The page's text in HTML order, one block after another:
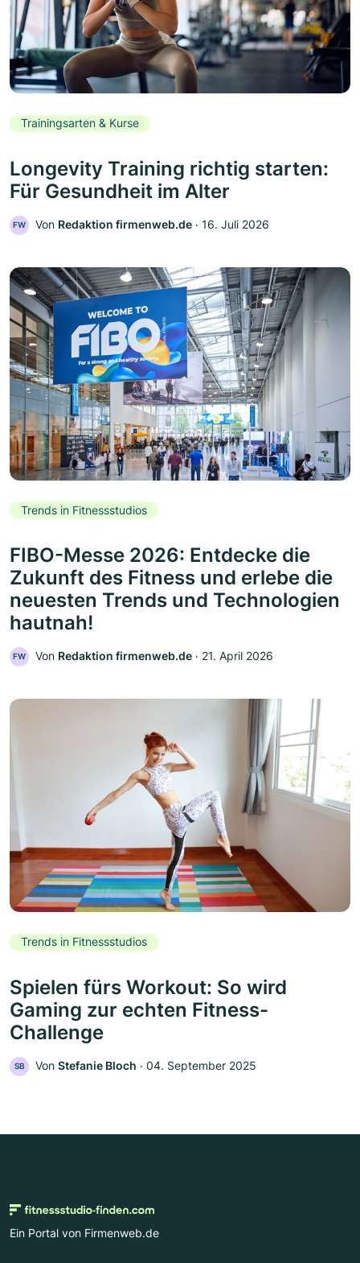
Trainingsarten & Kurse
Longevity Training richtig starten:
Für Gesundheit im Alter
FW Von Redaktion firmenweb.de ‧ 16. Juli 2026
Trends in Fitnessstudios
FIBO-Messe 2026: Entdecke die
Zukunft des Fitness und erlebe die
neuesten Trends und Technologien
hautnah!
FW Von Redaktion firmenweb.de ‧ 21. April 2026
Trends in Fitnessstudios
Spielen fürs Workout: So wird
Gaming zur echten Fitness-
Challenge
SB Von Stefanie Bloch ‧ 04. September 2025
Ein Portal von Firmenweb.de